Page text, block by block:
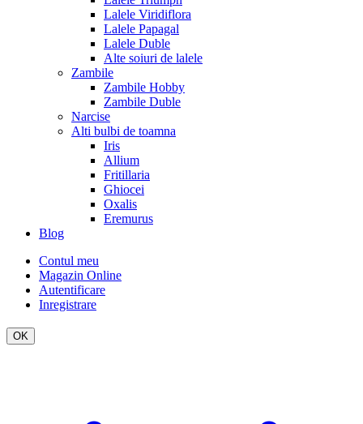
Lalele Viridiflora
Lalele Papagal
Lalele Duble
Alte soiuri de lalele
Zambile
Zambile Hobby
Zambile Duble
Narcise
Alti bulbi de toamna
Iris
Allium
Fritillaria
Ghiocei
Oxalis
Eremurus
Blog
Contul meu
Magazin Online
Autentificare
Inregistrare
OK